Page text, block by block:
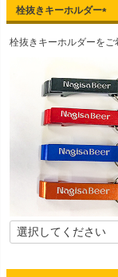
栓抜きキーホルダー
(
必
栓抜きキーホルダーを